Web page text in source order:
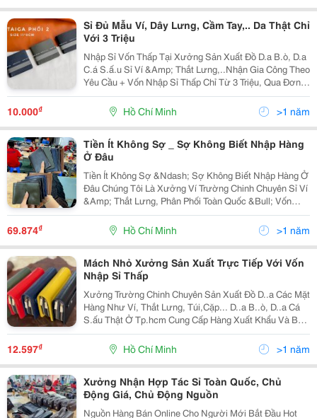
Sỉ Đủ Mẫu Ví, Dây Lưng, Cầm Tay,.. Da Thật Chỉ
Với 3 Triệu
Nhập Sỉ Vốn Thấp Tại Xưởng Sản Xuất Đồ D.a B.ò, D.a
C.á S.ấ.u Sỉ Ví &Amp; Thắt Lưng,..Nhận Gia Công Theo
Yêu Cầu + Vốn Nhập Sỉ Thấp Chỉ Từ 3 Triệu, Qua Đơn
Sau 1 Cái Vẫn Tính Giá Sỉ + Nhập Hàng Tại Xưởng
Không Qua...
10.000₫ Hồ Chí Minh >1 năm
Tiền Ít Không Sợ _ Sợ Không Biết Nhập Hàng
Ở Đâu
Tiền Ít Không Sợ &Ndash; Sợ Không Biết Nhập Hàng Ở
Đâu Chúng Tôi Là Xưởng Ví Trường Chinh Chuyên Sỉ Ví
&Amp; Thắt Lưng, Phân Phối Toàn Quốc &Bull; Vốn
Nhập Sỉ Thấp, Giá Sỉ Tận Xưởng &Bull; Nhập Hàng
Trực Tiếp Từ Xưởng, Không Qua Trung...
69.874₫ Hồ Chí Minh >1 năm
Mách Nhỏ Xưởng Sản Xuất Trực Tiếp Với Vốn
Nhập Sỉ Thấp
Xưởng Trường Chinh Chuyên Sản Xuất Đồ D..a Các Mặt
Hàng Như Ví, Thắt Lưng, Túi,Cặp... D..a B..ò, D..a Cá
S.ấu Thật Ở Tp.hcm Cung Cấp Hàng Xuất Khẩu Và Bỏ
Sỉ Toàn Quốc Chuyên Hàng Xuất Khẩu Với Sản Phẩm
Đạt Chuẩn Quốc Tế Bảo Hành 2...
12.597₫ Hồ Chí Minh >1 năm
Xưởng Nhận Hợp Tác Sỉ Toàn Quốc, Chủ
Động Giá, Chủ Động Nguồn
Nguồn Hàng Bán Online Cho Người Mới Bắt Đầu Hot